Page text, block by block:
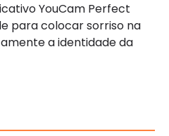
YouCam Perfect
para colocar sorriso na
a identidade da